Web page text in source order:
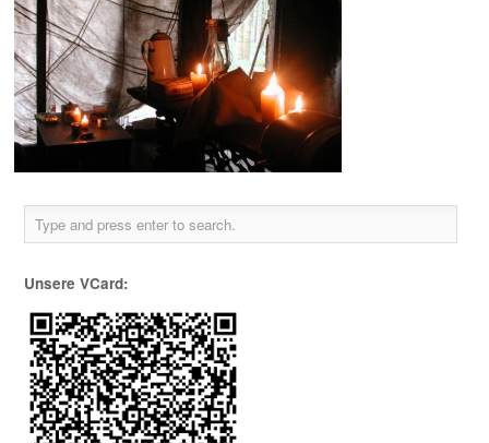
Unsere VCard: